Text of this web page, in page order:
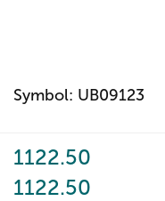
Symbol: UB09123
1122.50
1122.50